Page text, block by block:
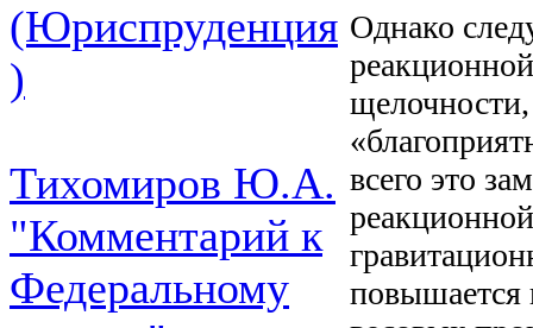
(Юриспруденция
)
Тихомиров Ю.А.
"Комментарий к
Федеральному
Однако
щелочности,
всего это
повышается